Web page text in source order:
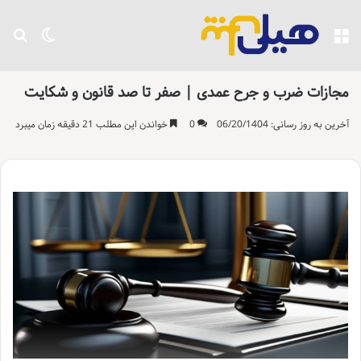
تغییر منو
مجازات ضرب و جرح عمدی | صفر تا صد قانون و شکایت
آخرین به روز رسانی: 06/20/1404 0 خواندن این مطلب 21 دقیقه زمان میبرد